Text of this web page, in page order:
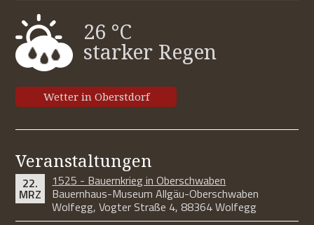
26 °C
starker Regen
Wetter in Oberstdorf
Veranstaltungen
22.
MRZ
1525 - Bauernkrieg in Oberschwaben
Bauernhaus-Museum Allgäu-Oberschwaben
Wolfegg, Vogter Straße 4, 88364 Wolfegg